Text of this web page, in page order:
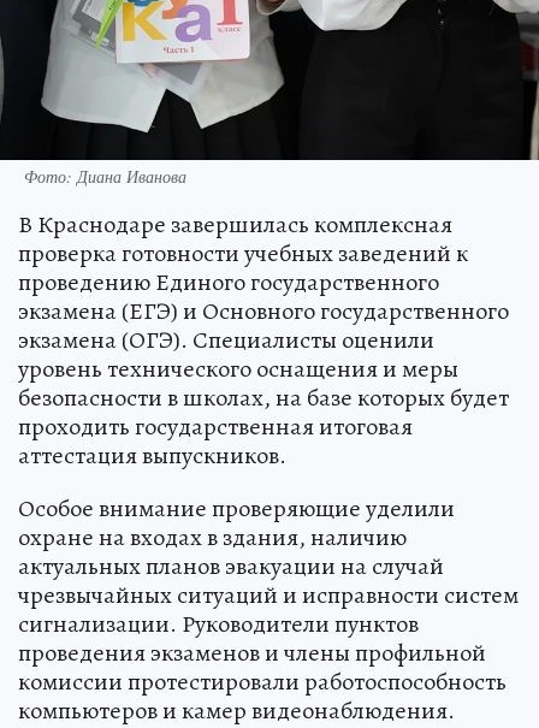
Фото: Диана Иванова
В Краснодаре завершилась комплексная
проверка готовности учебных заведений к
проведению Единого государственного
экзамена (ЕГЭ) и Основного государственного
экзамена (ОГЭ). Специалисты оценили
уровень технического оснащения и меры
безопасности в школах, на базе которых будет
проходить государственная итоговая
аттестация выпускников.
Особое внимание проверяющие уделили
охране на входах в здания, наличию
актуальных планов эвакуации на случай
чрезвычайных ситуаций и исправности систем
сигнализации. Руководители пунктов
проведения экзаменов и члены профильной
комиссии протестировали работоспособность
компьютеров и камер видеонаблюдения.